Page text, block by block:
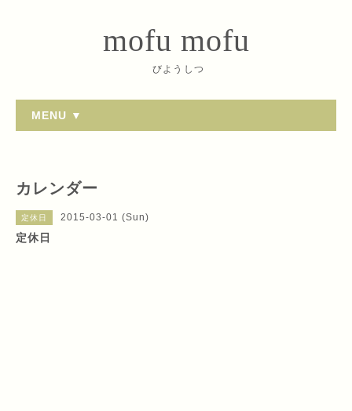
mofu mofu
びようしつ
MENU ▼
カレンダー
定休日 2015-03-01 (Sun)
定休日